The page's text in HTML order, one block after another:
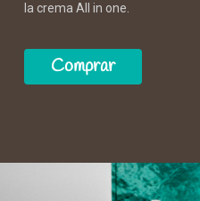
la crema All in one.
Comprar